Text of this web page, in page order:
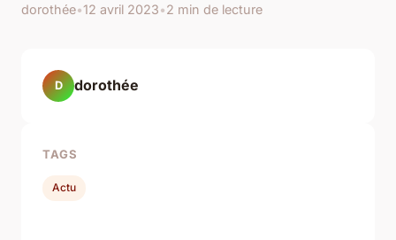
dorothée•12 avril 2023•2 min de lecture
D dorothée
TAGS
Actu